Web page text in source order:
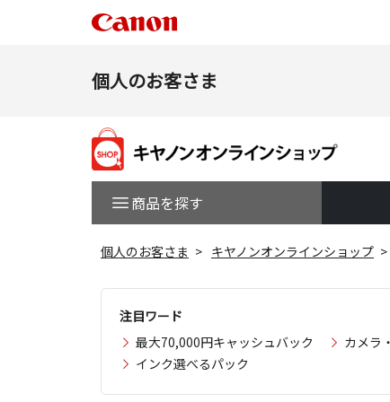
個人のお客さま
商品を探す
個人のお客さま キヤノンオンラインショップ
注目ワード
最大70,000円キャッシュバック
カメラ
インク選べるパック